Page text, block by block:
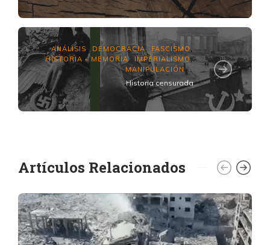
ANÁLISIS , DEMOCRACIA FASCISMO
HISTORIA - MEMORIA, IMPERIALISMO,
MANIPULACIÓN...
Historia censurada
Artículos Relacionados